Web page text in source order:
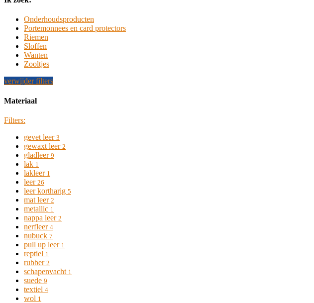
Kolom
Onderhoudsproducten
Portemonnees en card protectors
Riemen
Sloffen
Wanten
Zooltjes
verwijder filters
Materiaal
Filters:
gevet leer 3
gewaxt leer 2
gladleer 9
lak 1
lakleer 1
leer 26
leer kortharig 5
mat leer 2
metallic 1
nappa leer 2
nerfleer 4
nubuck 7
pull up leer 1
reptiel 1
rubber 2
schapenvacht 1
suede 9
textiel 4
wol 1